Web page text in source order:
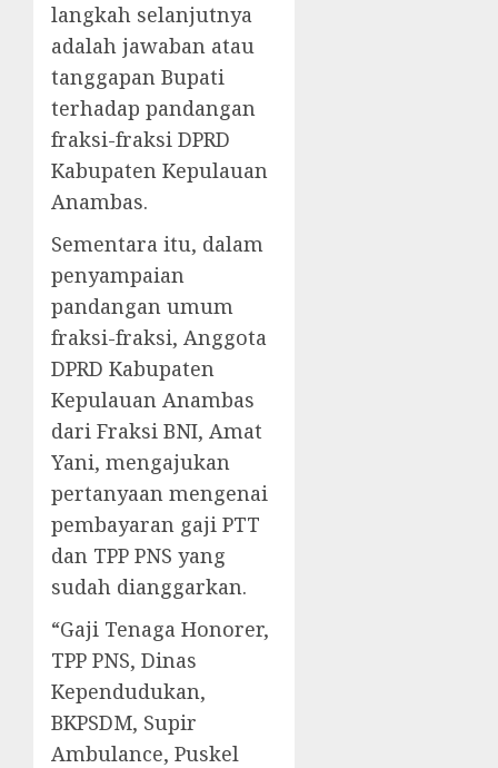
langkah selanjutnya
adalah jawaban atau
tanggapan Bupati
terhadap pandangan
fraksi-fraksi DPRD
Kabupaten Kepulauan
Anambas.
Sementara itu, dalam
penyampaian
pandangan umum
fraksi-fraksi, Anggota
DPRD Kabupaten
Kepulauan Anambas
dari Fraksi BNI, Amat
Yani, mengajukan
pertanyaan mengenai
pembayaran gaji PTT
dan TPP PNS yang
sudah dianggarkan.
“Gaji Tenaga Honorer,
TPP PNS, Dinas
Kependudukan,
BKPSDM, Supir
Ambulance, Puskel